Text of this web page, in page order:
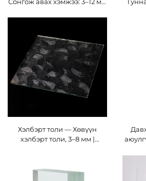
Хэлбэрт толи — Хөвүүн
хэлбэрт толи, 3–8 мм |